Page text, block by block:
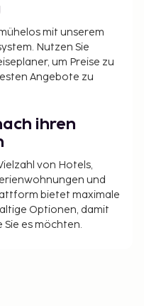
mit unserem
Nutzen Sie
um Preise zu
Angebote zu
ihren
von Hotels,
und
bietet maximale
Optionen, damit
Sie es möchten.